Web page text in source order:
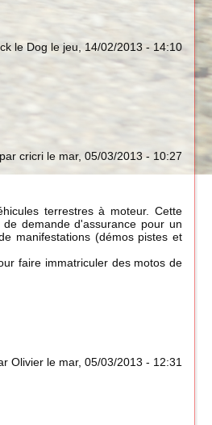
le Dog lejeu, 14/02/2013 - 14:10
cricri le mar, 05/03/2013 - 10:27
terrestres à moteur. Cette
demande d'assurance pour un
manifestations (démos pistes et
faire immatriculer des motos de
Olivier le mar, 05/03/2013 - 12:31